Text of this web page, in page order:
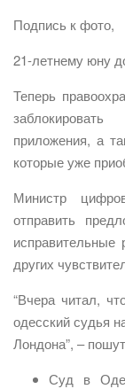
Подпись к фото,
21-летнему юну
Теперь
приложения, а
которые уже
Министр
отправить
других
“Вчера читал,
одесский судья
Лондона”, –
Суд в